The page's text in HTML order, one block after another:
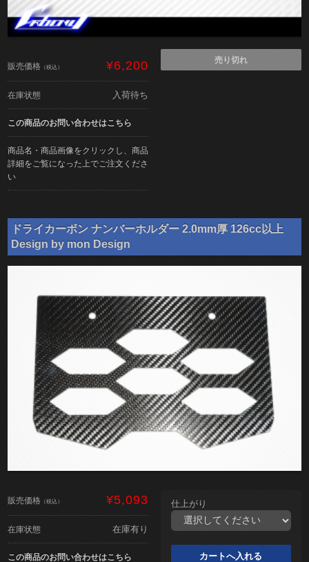
販売価格 （税込） ¥6,200
在庫状態 入荷待ち
この商品のお問い合わせはこちら
商品名・商品画像をクリックし、商品
詳細をご覧になった上でご注文くださ
い
売り切れ
ドライカーボン ナンバーホルダー 2.0mm厚 126cc以上
Design by mon Design
販売価格 （税込） ¥5,093
在庫状態 在庫有り
この商品のお問い合わせはこちら
仕上がり